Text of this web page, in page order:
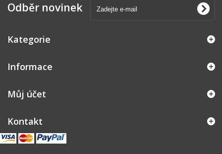
Odběr novinek
Kategorie
Informace
Můj účet
Kontakt